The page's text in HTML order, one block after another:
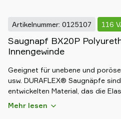
Artikelnummer: 0125107 116
Saugnapf BX20P
Innengewinde
Geeignet für unebene und
usw. DURAFLEX® Saugnäpfe
entwickelten Material, das die
Haltbarkeit von Polyurethan
Mehr lesen